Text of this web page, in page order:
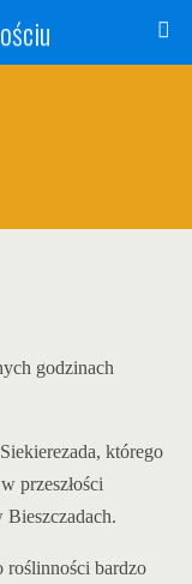
godzinach
którego
przeszłości
roślinności bardzo